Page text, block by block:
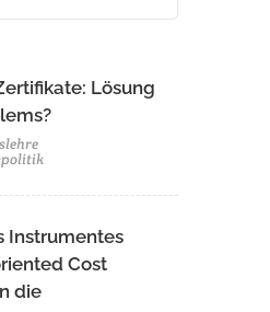
Lösung
Instrumentes
Cost
die